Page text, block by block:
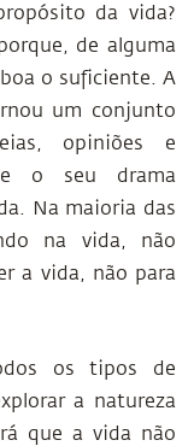
da vida?
de alguma
o suficiente. A
um conjunto
opiniões e
o seu drama
Na maioria das
na vida, não
a vida, não para
os tipos de
a natureza
que a vida não